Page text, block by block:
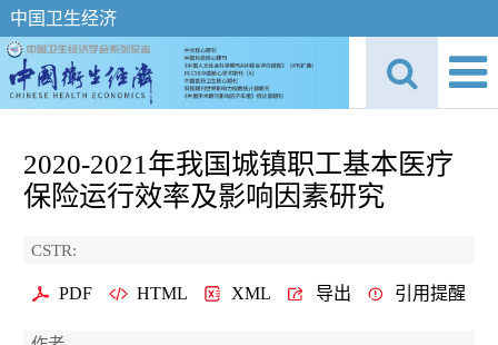
中国卫生经济
2020-2021年我国城镇职工基本医疗
保险运行效率及影响因素研究
CSTR:
PDF HTML XML 导出 引用提醒